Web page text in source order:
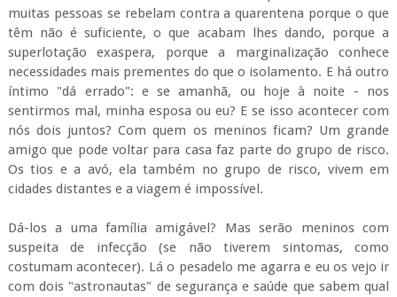
muitas pessoas se rebelam contra a quarentena porque o que
têm não é suficiente, o que acabam lhes dando, porque a
superlotação exaspera, porque a marginalização conhece
necessidades mais prementes do que o isolamento. E há outro
íntimo "dá errado": e se amanhã, ou hoje à noite - nos
sentirmos mal, minha esposa ou eu? E se isso acontecer com
nós dois juntos? Com quem os meninos ficam? Um grande
amigo que pode voltar para casa faz parte do grupo de risco.
Os tios e a avó, ela também no grupo de risco, vivem em
cidades distantes e a viagem é impossível.
Dá-los a uma família amigável? Mas serão meninos com
suspeita de infecção (se não tiverem sintomas, como
costumam acontecer). Lá o pesadelo me agarra e eu os vejo ir
com dois "astronautas" de segurança e saúde que sabem qual